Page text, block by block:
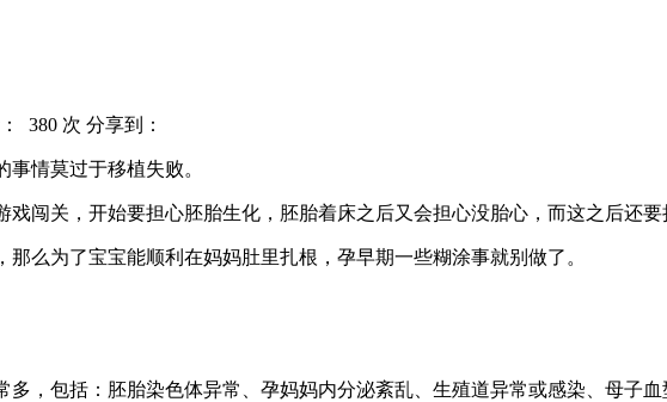
380 次 分享到：
情莫过于移植失败。
戏闯关，开始要担心胚胎生化，胚胎着床之后又会担心没胎心，而这之后还
么为了宝宝能顺利在妈妈肚里扎根，孕早期一些糊涂事就别做了。
，包括：胚胎染色体异常、孕妈妈内分泌紊乱、生殖道异常或感染、母子